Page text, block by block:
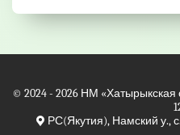
© 2024 - 2026 НМ
РС(Якутия), Намский у.,